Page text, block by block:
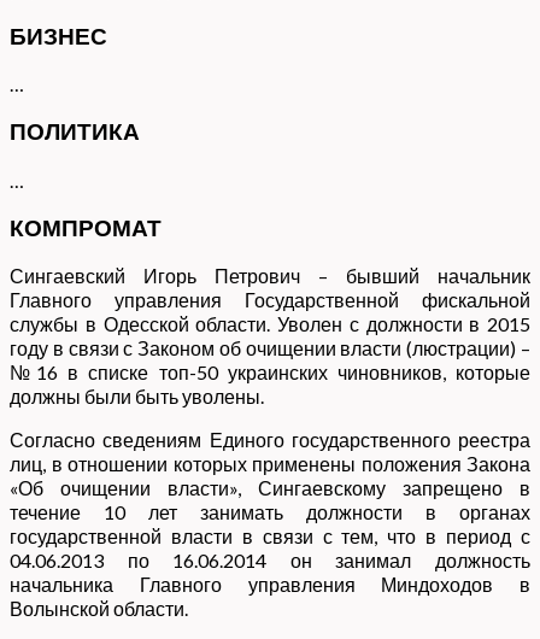
БИЗНЕС
…
ПОЛИТИКА
…
КОМПРОМАТ
Сингаевский Игорь Петрович – бывший начальник
Главного управления Государственной фискальной
службы в Одесской области. Уволен с должности в 2015
году в связи с Законом об очищении власти (люстрации) –
№16 в списке топ-50 украинских чиновников, которые
должны были быть уволены.
Согласно сведениям Единого государственного реестра
лиц, в отношении которых применены положения Закона
«Об очищении власти», Сингаевскому запрещено в
течение 10 лет занимать должности в органах
государственной власти в связи с тем, что в период с
04.06.2013 по 16.06.2014 он занимал должность
начальника Главного управления Миндоходов в
Волынской области.